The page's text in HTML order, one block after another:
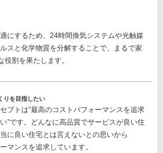
にするため、24時間換気システムや光触媒
スと化学物質を分解することで、まるで家
役割を果たします。
りを目指したい
プトは”最高のコストパフォーマンスを追求
”です。どんなに高品質でサービスが良い住
に良い住宅とは言えないとの思いから
マンスを追求しています。